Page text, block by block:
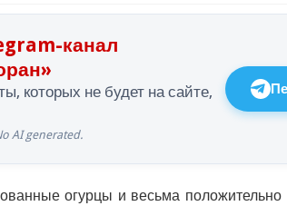
канал
которых не будет на сайте,
AI generated.
огурцы и весьма положительно